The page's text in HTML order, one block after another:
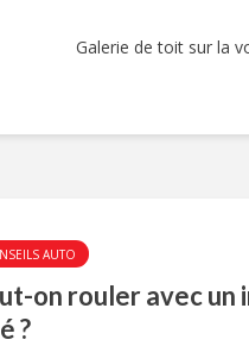
Galerie de toit sur la
AUTO
on rouler avec un
?